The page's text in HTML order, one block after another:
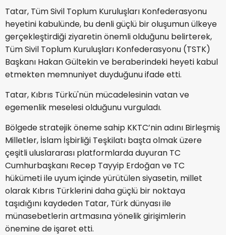
Tatar, Tüm Sivil Toplum Kuruluşları Konfederasyonu
heyetini kabulünde, bu denli güçlü bir oluşumun ülkeye
gerçekleştirdiği ziyaretin önemli olduğunu belirterek,
Tüm Sivil Toplum Kuruluşları Konfederasyonu (TSTK)
Başkanı Hakan Gültekin ve beraberindeki heyeti kabul
etmekten memnuniyet duyduğunu ifade etti.
Tatar, Kıbrıs Türkü'nün mücadelesinin vatan ve
egemenlik meselesi olduğunu vurguladı.
Bölgede stratejik öneme sahip KKTC’nin adını Birleşmiş
Milletler, İslam İşbirliği Teşkilatı başta olmak üzere
çeşitli uluslararası platformlarda duyuran TC
Cumhurbaşkanı Recep Tayyip Erdoğan ve TC
hükümeti ile uyum içinde yürütülen siyasetin, millet
olarak Kıbrıs Türklerini daha güçlü bir noktaya
taşıdığını kaydeden Tatar, Türk dünyası ile
münasebetlerin artmasına yönelik girişimlerin
önemine de işaret etti.